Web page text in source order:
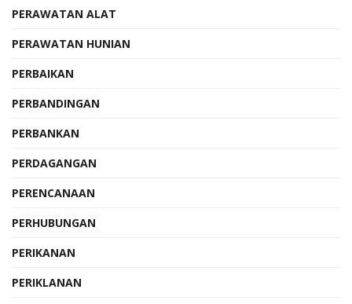
PERAWATAN ALAT
PERAWATAN HUNIAN
PERBAIKAN
PERBANDINGAN
PERBANKAN
PERDAGANGAN
PERENCANAAN
PERHUBUNGAN
PERIKANAN
PERIKLANAN